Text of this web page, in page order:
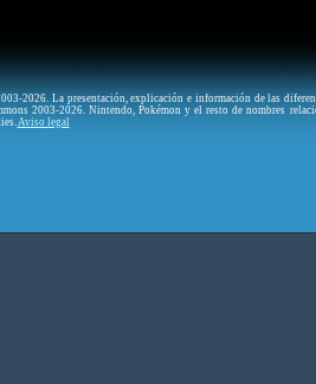
2026. La presentación, explicación e información de las
2003-2026. Nintendo, Pokémon y el resto de nombres
Aviso legal